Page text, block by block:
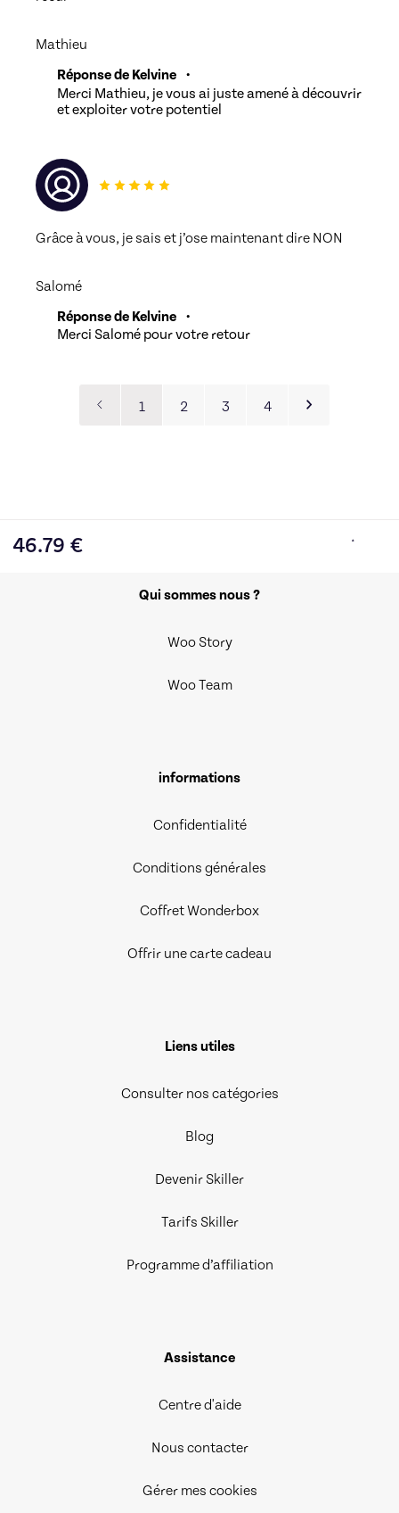
Mathieu
Réponse de Kelvine
•
Merci Mathieu, je vous ai juste amené à découvrir
et exploiter votre potentiel
Grâce à vous, je sais et j’ose maintenant dire NON
Salomé
Réponse de Kelvine
•
Merci Salomé pour votre retour
1 2 3 4
46.79 €
Qui sommes nous ?
Woo Story
Woo Team
informations
Confidentialité
Conditions générales
Coffret Wonderbox
Offrir une carte cadeau
Liens utiles
Consulter nos catégories
Blog
Devenir Skiller
Tarifs Skiller
Programme d’affiliation
Assistance
Centre d'aide
Nous contacter
Gérer mes cookies